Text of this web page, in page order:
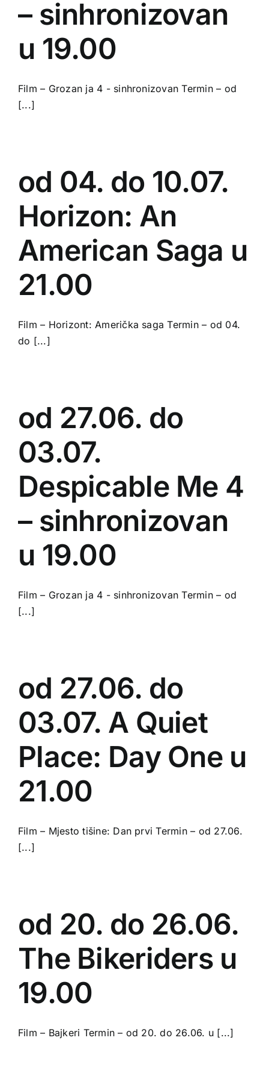
– sinhronizovan
u 19.00
Film – Grozan ja 4 - sinhronizovan Termin – od
[...]
od 04. do 10.07.
Horizon: An
American Saga u
21.00
Film – Horizont: Američka saga Termin – od 04.
do [...]
od 27.06. do
03.07.
Despicable Me 4
– sinhronizovan
u 19.00
Film – Grozan ja 4 - sinhronizovan Termin – od
[...]
od 27.06. do
03.07. A Quiet
Place: Day One u
21.00
Film – Mjesto tišine: Dan prvi Termin – od 27.06.
[...]
od 20. do 26.06.
The Bikeriders u
19.00
Film – Bajkeri Termin – od 20. do 26.06. u [...]